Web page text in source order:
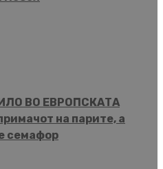
ВО ЕВРОПСКАТА
на парите, а
семафор